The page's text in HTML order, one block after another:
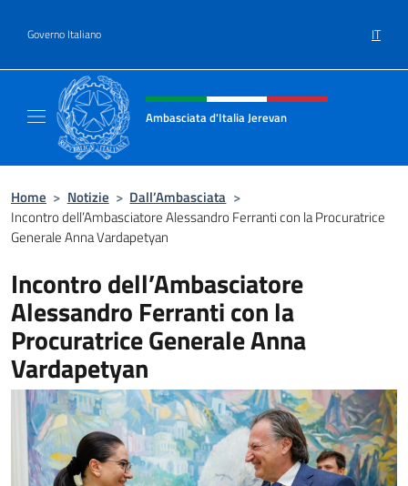
Governo Italiano IT
Intestazione sito, social e menù
Ambasciata d'Italia Jerevan
Home > Notizie > Dall’Ambasciata >
Incontro dell’Ambasciatore Alessandro Ferranti con la Procuratrice
Generale Anna Vardapetyan
Incontro dell’Ambasciatore
Alessandro Ferranti con la
Procuratrice Generale Anna
Vardapetyan